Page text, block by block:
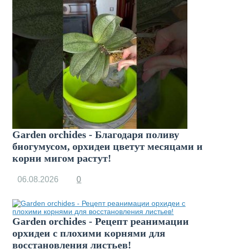
Garden orchides - Благодаря поливу
биогумусом, орхидеи цветут месяцами и
корни мигом растут!
06.08.2026 0
Garden orchides - Рецепт реанимации
орхидеи с плохими корнями для
восстановления листьев!